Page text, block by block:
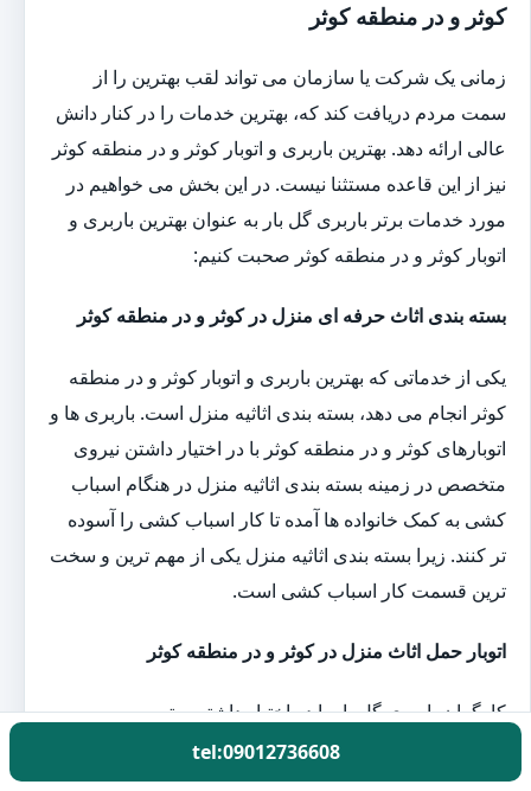
کوثر و در منطقه کوثر
زمانی یک شرکت یا سازمان می تواند لقب بهترین را از
سمت مردم دریافت کند که، بهترین خدمات را در کنار دانش
عالی ارائه دهد. بهترین باربری و اتوبار کوثر و در منطقه کوثر
نیز از این قاعده مستثنا نیست. در این بخش می خواهیم در
مورد خدمات برتر باربری گل بار به عنوان بهترین باربری و
اتوبار کوثر و در منطقه کوثر صحبت کنیم:
بسته بندی اثاث حرفه ای منزل در کوثر و در منطقه کوثر
یکی از خدماتی که بهترین باربری و اتوبار کوثر و در منطقه
کوثر انجام می دهد، بسته بندی اثاثیه منزل است. باربری ها و
اتوبارهای کوثر و در منطقه کوثر با در اختیار داشتن نیروی
متخصص در زمینه بسته بندی اثاثیه منزل در هنگام اسباب
کشی به کمک خانواده ها آمده تا کار اسباب کشی را آسوده
تر کنند. زیرا بسته بندی اثاثیه منزل یکی از مهم ترین و سخت
ترین قسمت کار اسباب کشی است.
اتوبار حمل اثاث منزل در کوثر و در منطقه کوثر
کارگران باربری گل بار با در اختیار داشتن بهترین و به
روزترین تجهیزات بسته بندی اثاثیه منزل یک روز قبل از
اسباب کشی به منزل شما آمده و بارهای شما را بسته بندی
tel:09012736608